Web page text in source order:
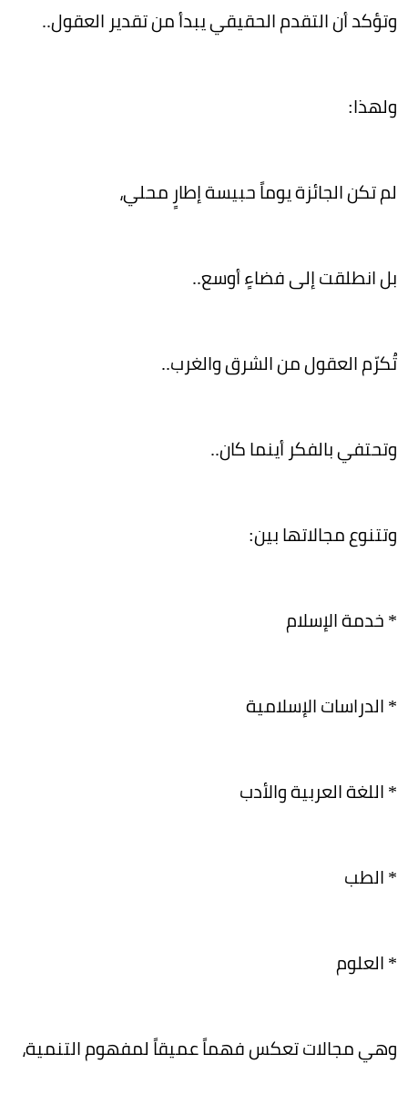
وتؤكد أن التقدم الحقيقي يبدأ من تقدير العقول..
ولهذا:
لم تكن الجائزة يوماً حبيسة إطارٍ محلي،
بل انطلقت إلى فضاءٍ أوسع..
تُكرّم العقول من الشرق والغرب..
وتحتفي بالفكر أينما كان..
وتتنوع مجالاتها بين:
* خدمة الإسلام
* الدراسات الإسلامية
* اللغة العربية والأدب
* الطب
* العلوم
وهي مجالات تعكس فهماً عميقاً لمفهوم التنمية،